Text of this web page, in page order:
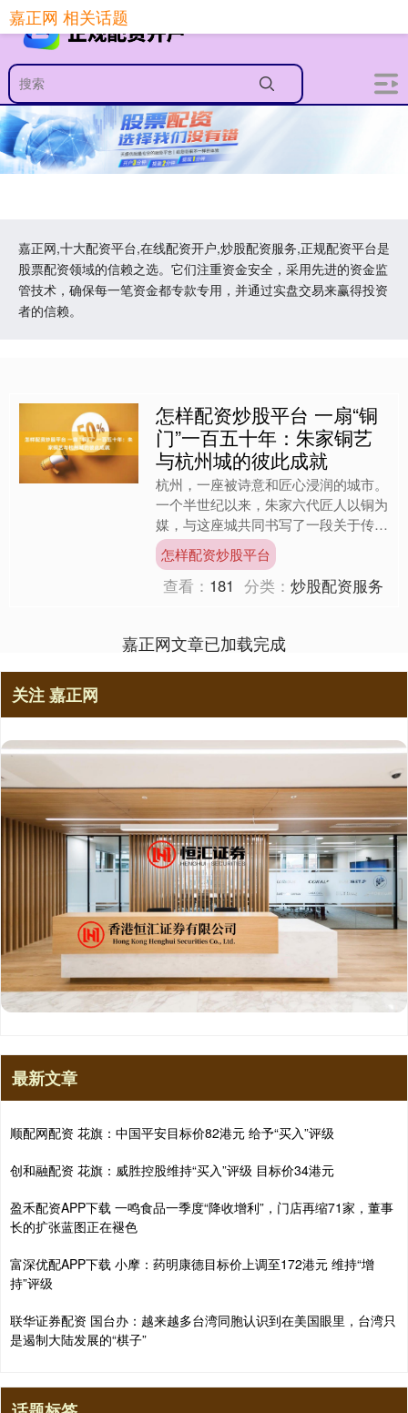
嘉正网,十大配资平台,在线配资开户,炒股配资服务,正规配资平台是
股票配资领域的信赖之选。它们注重资金安全，采用先进的资金监
管技术，确保每一笔资金都专款专用，并通过实盘交易来赢得投资
者的信赖。
嘉正网 相关话题
怎样配资炒股平台 一扇“铜
门”一百五十年：朱家铜艺
与杭州城的彼此成就
杭州，一座被诗意和匠心浸润的城市。
一个半世纪以来，朱家六代匠人以铜为
媒，与这座城共同书写了一段关于传
承、坚守与创新的传奇。从1875年绍
兴的“朱府义大铜铺”，到....
怎样配资炒股平台
查看： 181 分类：炒股配资服务
嘉正网文章已加载完成
关注 嘉正网
最新文章
顺配网配资 花旗：中国平安目标价82港元 给予“买入”评级
创和融配资 花旗：威胜控股维持“买入”评级 目标价34港元
盈禾配资APP下载 一鸣食品一季度“降收增利”，门店再缩71家，董事
长的扩张蓝图正在褪色
富深优配APP下载 小摩：药明康德目标价上调至172港元 维持“增
持”评级
联华证券配资 国台办：越来越多台湾同胞认识到在美国眼里，台湾只
是遏制大陆发展的“棋子”